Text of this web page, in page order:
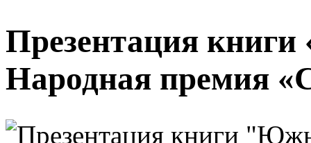
Презентация
Народная премия